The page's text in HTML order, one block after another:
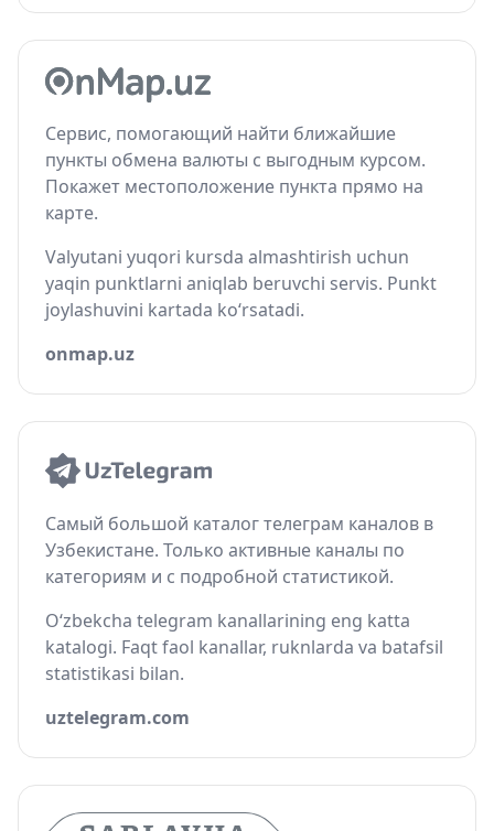
Сервис, помогающий найти ближайшие
пункты обмена валюты с выгодным курсом.
Покажет местоположение пункта прямо на
карте.
Valyutani yuqori kursda almashtirish uchun
yaqin punktlarni aniqlab beruvchi servis. Punkt
joylashuvini kartada ko‘rsatadi.
onmap.uz
Самый большой каталог телеграм каналов в
Узбекистане. Только активные каналы по
категориям и с подробной статистикой.
O‘zbekcha telegram kanallarining eng katta
katalogi. Faqt faol kanallar, ruknlarda va batafsil
statistikasi bilan.
uztelegram.com